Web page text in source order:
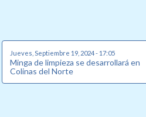
Jueves, Septiembre 19, 2024 - 17:05
Minga de limpieza se desarrollará en
Colinas del Norte